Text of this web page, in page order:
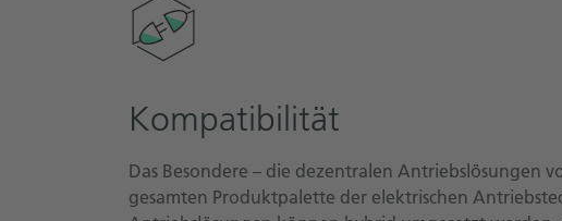
Kompatibilität
Das Besondere – die dezentralen Antriebslösungen
gesamten Produktpalette der elektrischen